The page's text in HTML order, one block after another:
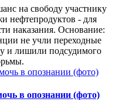
на свободу участнику
нефтепродуктов - для
наказания. Основание:
не учли переходные
и лишили подсудимого
в опознании (фото)